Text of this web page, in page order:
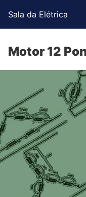
Sala da Elétrica
Motor 12